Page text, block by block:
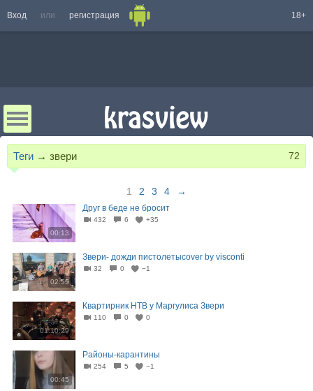
Вход или регистрация 18+
Теги → звери 72
1 2 3 4 →
00:13
Друг в беде не бросит
432 6 +35
02:55
Звери- дожди пистолетыcover by visconti
32 0 −1
01:10:29
Квартирник НТВ у Маргулиса Звери
110 0 0
00:45
Районы-карантины
254 5 −1